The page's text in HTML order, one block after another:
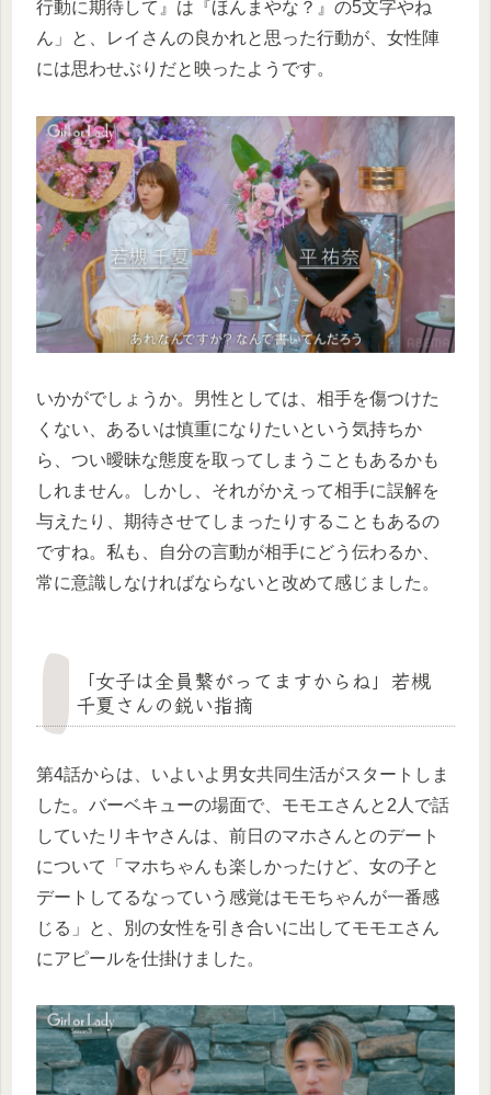
行動に期待して』は『ほんまやな？』の5文字やね
ん」と、レイさんの良かれと思った行動が、女性陣
には思わせぶりだと映ったようです。
いかがでしょうか。男性としては、相手を傷つけた
くない、あるいは慎重になりたいという気持ちか
ら、つい曖昧な態度を取ってしまうこともあるかも
しれません。しかし、それがかえって相手に誤解を
与えたり、期待させてしまったりすることもあるの
ですね。私も、自分の言動が相手にどう伝わるか、
常に意識しなければならないと改めて感じました。
「女子は全員繋がってますからね」若槻
千夏さんの鋭い指摘
第4話からは、いよいよ男女共同生活がスタートしま
した。バーベキューの場面で、モモエさんと2人で話
していたリキヤさんは、前日のマホさんとのデート
について「マホちゃんも楽しかったけど、女の子と
デートしてるなっていう感覚はモモちゃんが一番感
じる」と、別の女性を引き合いに出してモモエさん
にアピールを仕掛けました。